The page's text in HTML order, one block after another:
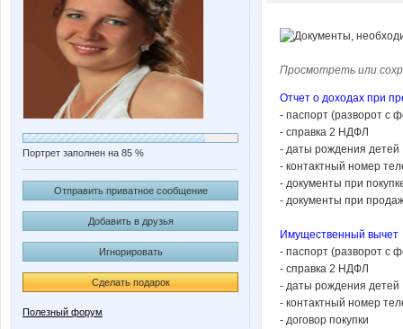
Портрет заполнен на 85 %
Отправить приватное сообщение
Добавить в друзья
Игнорировать
Сделать подарок
Полезный форум
Просмотреть или
Отчет о доходах при
- паспорт (разворот с
- справка 2 НДФЛ
- даты рождения детей
- контактный номер
- документы при
- документы при
Имущественный вычет
- паспорт (разворот с
- справка 2 НДФЛ
- даты рождения детей
- контактный номер
- договор покупки